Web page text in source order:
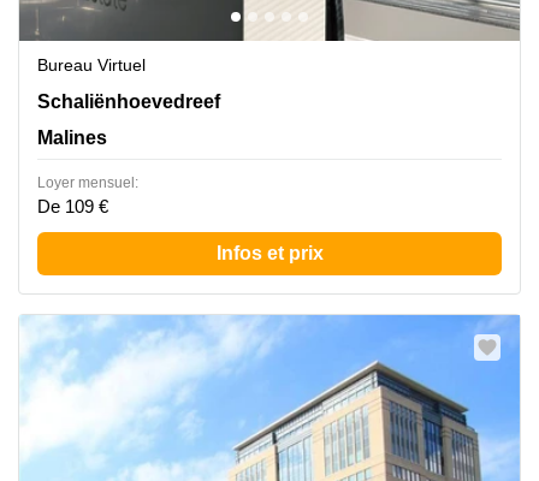
Bureau Virtuel
Schaliënhoevedreef 20T, Malines
Schaliënhoevedreef
Malines
Loyer mensuel:
De 109 €
Infos et prix